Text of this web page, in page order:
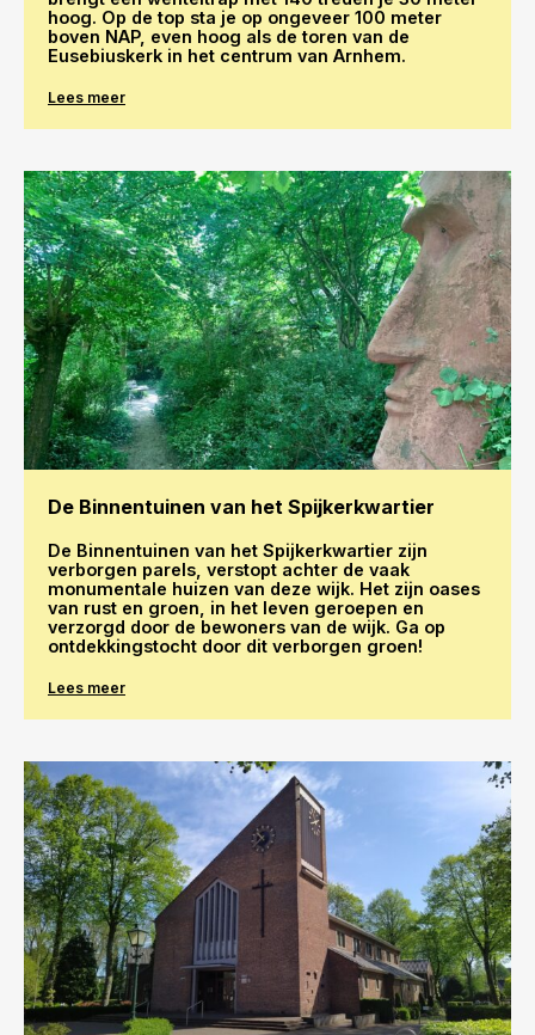
hoog. Op de top sta je op ongeveer 100 meter
boven NAP, even hoog als de toren van de
Eusebiuskerk in het centrum van Arnhem.
Lees meer
De Binnentuinen van het Spijkerkwartier
De Binnentuinen van het Spijkerkwartier zijn
verborgen parels, verstopt achter de vaak
monumentale huizen van deze wijk. Het zijn oases
van rust en groen, in het leven geroepen en
verzorgd door de bewoners van de wijk. Ga op
ontdekkingstocht door dit verborgen groen!
Lees meer